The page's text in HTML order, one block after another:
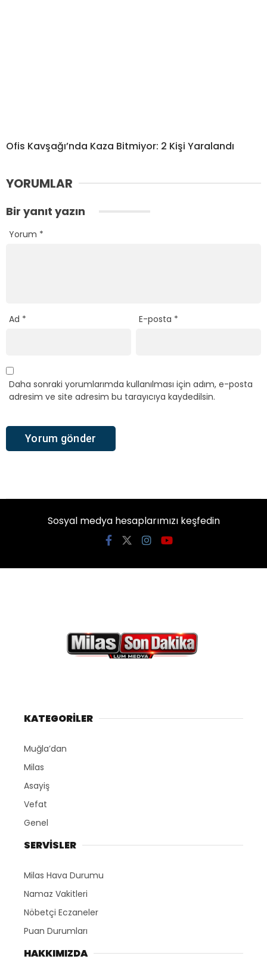
Ofis Kavşağı’nda Kaza Bitmiyor: 2 Kişi Yaralandı
YORUMLAR
Bir yanıt yazın
Yorum *
Ad * E-posta *
Daha sonraki yorumlarımda kullanılması için adım, e-posta
adresim ve site adresim bu tarayıcıya kaydedilsin.
Sosyal medya hesaplarımızı keşfedin
KATEGORİLER
Muğla’dan
Milas
Asayiş
Vefat
Genel
SERVİSLER
Milas Hava Durumu
Namaz Vakitleri
Nöbetçi Eczaneler
Puan Durumları
HAKKIMIZDA